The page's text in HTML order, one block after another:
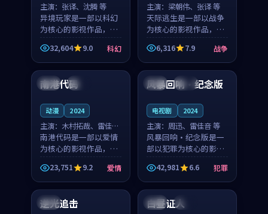
主演： 张译、沈腾 等
异境玩家是一部以科幻
为核心的影视作品，围
绕危机、反转与人物成
长展开，整体节奏紧
凑，值得推荐观看。
32,604 9.0 科幻
主演： 梁朝伟、张译 等
天际逃生是一部以战争
为核心的影视作品，围
绕危机、反转与人物成
长展开，整体节奏紧
凑，值得推荐观看。
6,316 7.9 战争
法国 杜比
南港代码
动漫 2024
主演： 木村拓哉、雷佳音
等
南港代码是一部以爱情
为核心的影视作品，围
绕危机、反转与人物成
长展开，整体节奏紧
凑，值得推荐观看。
23,751 9.2 爱情
泰国 热播
风暴回响·纪念版
电视剧 2024
主演： 周迅、雷佳音 等
风暴回响·纪念版是一
部以犯罪为核心的影视
作品，围绕危机、反转
与人物成长展开，整体
节奏紧凑，值得推荐观
看。
42,981 6.6 犯罪
美国
逆光追击 中国 独播
白昼证人